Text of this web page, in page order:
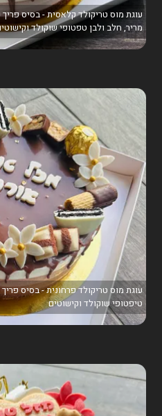
עוגת מוס טריקולד קלאסית - בסיס
מריר, חלב ולבן טפטופי שוקולד
עוגת מוס טריקולד פרחונית - בסיס
טיפטופי שוקולד וקישוטים